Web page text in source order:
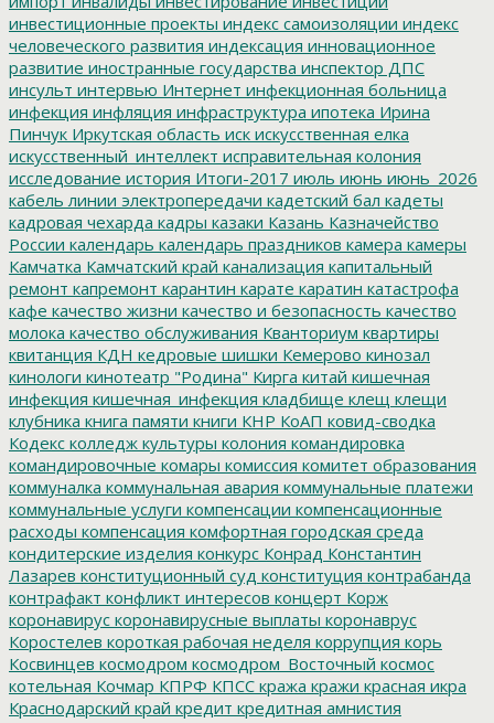
инвестиционные проекты индекс самоизоляции индекс
человеческого развития индексация инновационное
развитие иностранные государства инспектор ДПС
инсульт интервью Интернет инфекционная больница
инфекция инфляция инфраструктура ипотека Ирина
Пинчук Иркутская область иск искусственная елка
искусственный_интеллект исправительная колония
исследование история Итоги-2017 июль июнь июнь_2026
кабель линии электропередачи кадетский бал кадеты
кадровая чехарда кадры казаки Казань Казначейство
России календарь календарь праздников камера камеры
Камчатка Камчатский край канализация капитальный
ремонт капремонт карантин карате каратин катастрофа
кафе качество жизни качество и безопасность качество
молока качество обслуживания Кванториум квартиры
квитанция КДН кедровые шишки Кемерово кинозал
кинологи кинотеатр "Родина" Кирга китай кишечная
инфекция кишечная_инфекция кладбище клещ клещи
клубника книга памяти книги КНР КоАП ковид-сводка
Кодекс колледж культуры колония командировка
командировочные комары комиссия комитет образования
коммуналка коммунальная авария коммунальные платежи
коммунальные услуги компенсации компенсационные
расходы компенсация комфортная городская среда
кондитерские изделия конкурс Конрад Константин
Лазарев конституционный суд конституция контрабанда
контрафакт конфликт интересов концерт Корж
коронавирус коронавирусные выплаты коронаврус
Коростелев короткая рабочая неделя коррупция корь
Косвинцев космодром космодром_Восточный космос
котельная Кочмар КПРФ КПСС кража кражи красная икра
Краснодарский край кредит кредитная амнистия